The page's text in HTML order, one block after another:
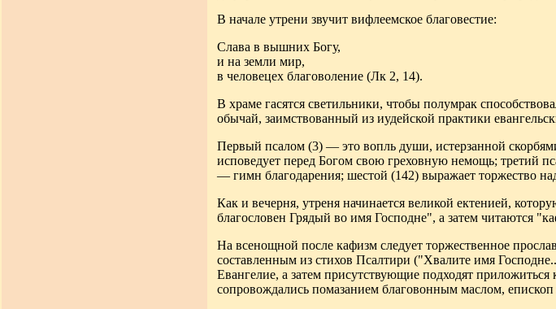
В начале утрени звучит вифлеемское благовестие:
Слава в вышних Богу,
и на земли мир,
в человецех благоволение (Лк 2, 14).
В храме гасятся светильники, чтобы полумрак
обычай, заимствованный из иудейской практики
Первый псалом (3) — это вопль души, истерзанной
исповедует перед Богом свою греховную немощь; третий
— гимн благодарения; шестой (142) выражает торжество
Как и вечерня, утреня начинается великой ектенией,
благословен Грядый во имя Господне", а затем читаются
На всенощной после кафизм следует торжественное
составленным из стихов Псалтири ("Хвалите имя
Евангелие, а затем присутствующие подходят
сопровождались помазанием благовонным маслом,